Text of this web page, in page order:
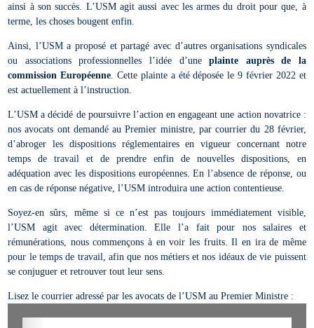
ainsi à son succès. L’USM agit aussi avec les armes du droit pour que, à
terme, les choses bougent enfin.
Ainsi, l’USM a proposé et partagé avec d’autres organisations syndicales
ou associations professionnelles l’idée d’uneplainte auprès de la
commission Européenne . Cette plainte a été déposée le 9 février 2022 et
est actuellement à l’instruction.
L’USM a décidé de poursuivre l’action en engageant une action novatrice :
nos avocats ont demandé au Premier ministre, par courrier du 28 février,
d’abroger les dispositions réglementaires en vigueur concernant notre
temps de travail et de prendre enfin de nouvelles dispositions, en
adéquation avec les dispositions européennes. En l’absence de réponse, ou
en cas de réponse négative, l’USM introduira une action contentieuse.
Soyez-en sûrs, même si ce n’est pas toujours immédiatement visible,
l’USM agit avec détermination. Elle l’a fait pour nos salaires et
rémunérations, nous commençons à en voir les fruits. Il en ira de même
pour le temps de travail, afin que nos métiers et nos idéaux de vie puissent
se conjuguer et retrouver tout leur sens.
Lisez le courrier adressé par les avocats de l’USM au Premier Ministre :